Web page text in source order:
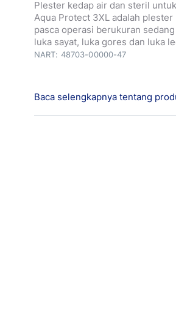
Plester kedap air dan steril
Aqua Protect 3XL adalah
pasca operasi berukuran
luka sayat, luka gores dan luka
NART: 48703-00000-47
Baca selengkapnya tentang